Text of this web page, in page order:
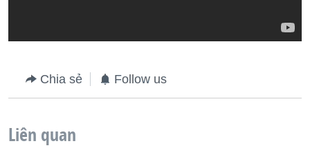
Chia sẻ Follow us
Liên quan